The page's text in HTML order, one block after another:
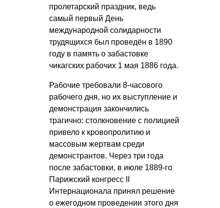
пролетарский праздник, ведь
самый первый День
международной солидарности
трудящихся был проведён в 1890
году в память о забастовке
чикагских рабочих 1 мая 1886 года.
Рабочие требовали 8-часового
рабочего дня, но их выступление и
демонстрация закончились
трагично: столкновение с полицией
привело к кровопролитию и
массовым жертвам среди
демонстрантов. Через три года
после забастовки, в июле 1889-го
Парижский конгресс II
Интернационала принял решение
о ежегодном проведении этого дня